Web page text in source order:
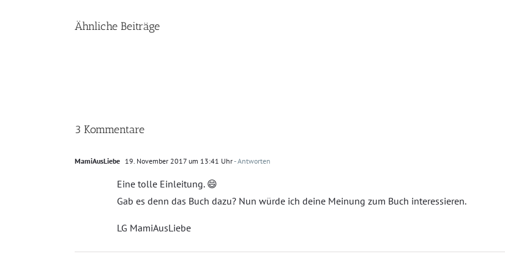
Ähnliche Beiträge
3 Kommentare
MamiAusLiebe 19. November 2017 um 13:41 Uhr- Antworten
Eine tolle Einleitung. 😄
Gab es denn das Buch dazu? Nun würde ich deine Meinung zum Buch interessieren.
LG MamiAusLiebe